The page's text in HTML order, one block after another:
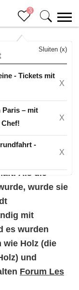
3
Sluiten (x)
- Tickets mit
X
Paris – mit
X
-
X
Teil von Paris
du zufällig in
ein Lager der
Als die
wurde sie
mit
es wurden
wie Holz (die
und
Forum Les